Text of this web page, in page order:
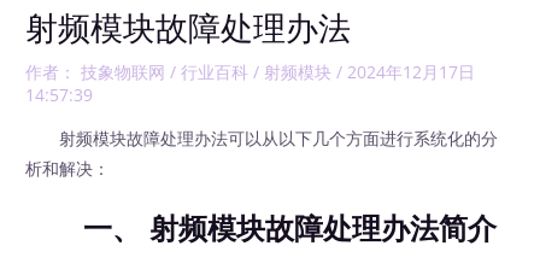
射频模块故障处理办法
作者： 技象物联网/行业百科 / 射频模块 /2024年12月17日
14:57:39
射频模块故障处理办法可以从以下几个方面进行系统化的分
析和解决：
一、 射频模块故障处理办法简介